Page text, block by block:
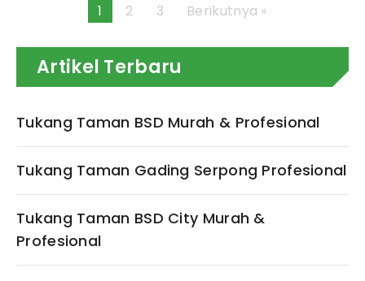
1 2 3 Berikutnya »
Artikel Terbaru
Tukang Taman BSD Murah & Profesional
Tukang Taman Gading Serpong Profesional
Tukang Taman BSD City Murah &
Profesional